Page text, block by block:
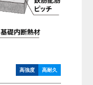
高強度 高耐久